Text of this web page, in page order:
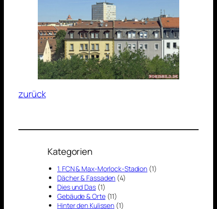
zurück
Kategorien
1. FCN & Max-Morlock-Stadion (1)
Dächer & Fassaden (4)
Dies und Das(1)
Gebäude & Orte(11)
Hinter den Kulissen (1)